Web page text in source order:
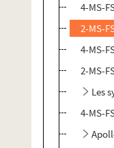
4-MS-
2-MS-
4-MS-
2-MS-
Les
4-MS-